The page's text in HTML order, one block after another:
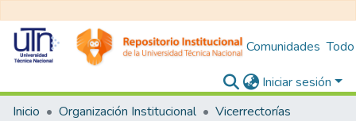
Comunidades
Iniciar sesión
Inicio
Organización Institucional
Vicerrectorías